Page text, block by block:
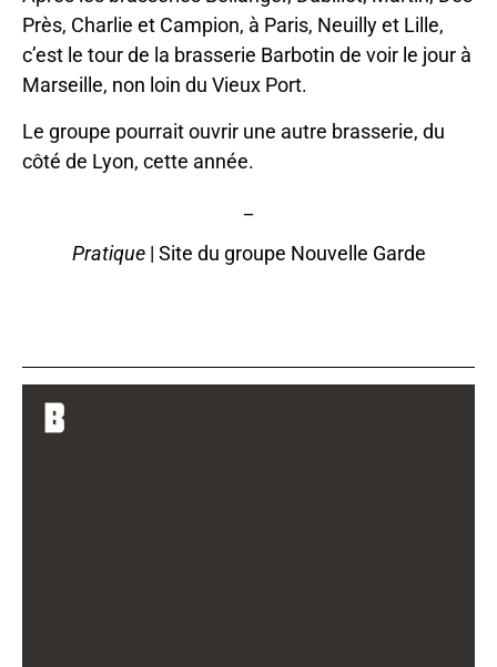
Près, Charlie et Campion, à Paris, Neuilly et Lille,
c’est le tour de la brasserie Barbotin de voir le jour à
Marseille, non loin du Vieux Port.
Le groupe pourrait ouvrir une autre brasserie, du
côté de Lyon, cette année.
Pratique| Site du groupe Nouvelle Garde